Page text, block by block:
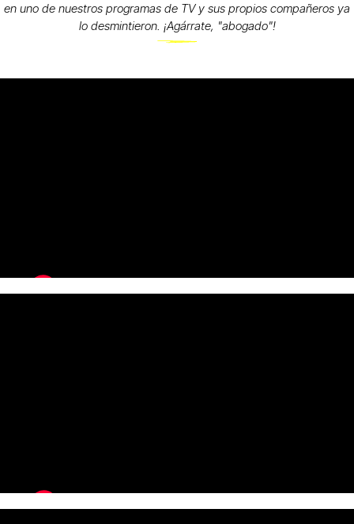
en uno de nuestros programas de TV y sus propios compañeros ya
lo desmintieron. ¡Agárrate, "abogado"!